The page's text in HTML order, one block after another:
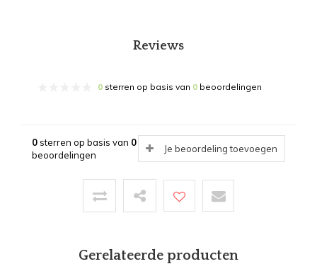
Reviews
0 sterren op basis van 0 beoordelingen
0sterren op basis van 0
beoordelingen
Je beoordeling toevoegen
Gerelateerde producten